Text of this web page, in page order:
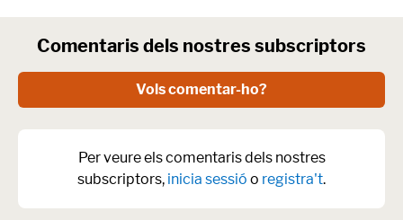
Comentaris dels nostres subscriptors
Vols comentar-ho?
Per veure els comentaris dels nostres
subscriptors, inicia sessió o registra't.